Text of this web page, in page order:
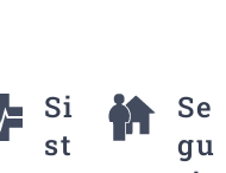
Si
st
Se
gu